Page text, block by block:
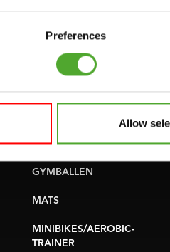
Preferences
Allow
GESCHWINDIGKEIT
YOGA & PILATES
GYMBALLEN
MATS
MINIBIKES/AEROBIC-
TRAINER